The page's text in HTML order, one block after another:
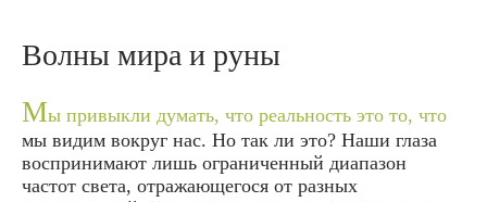
Волны мира и руны
Мы привыкли думать, что реальность это то, что
мы видим вокруг нас. Но так ли это? Наши глаза
воспринимают лишь ограниченный диапазон
частот света, отражающегося от разных